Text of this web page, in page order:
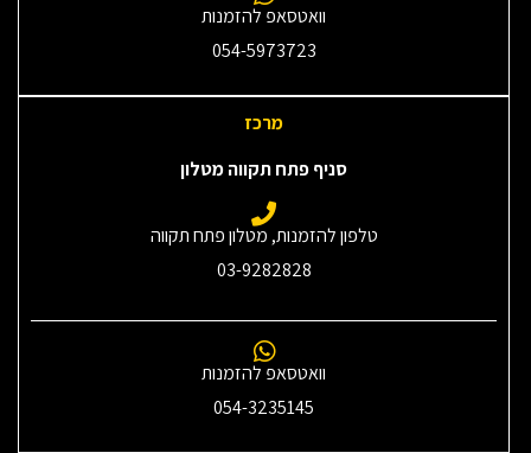
וואטסאפ להזמנות
054-5973723
מרכז
סניף פתח תקווה מטלון
טלפון להזמנות, מטלון פתח תקווה
03-9282828
וואטסאפ להזמנות
054-3235145‎